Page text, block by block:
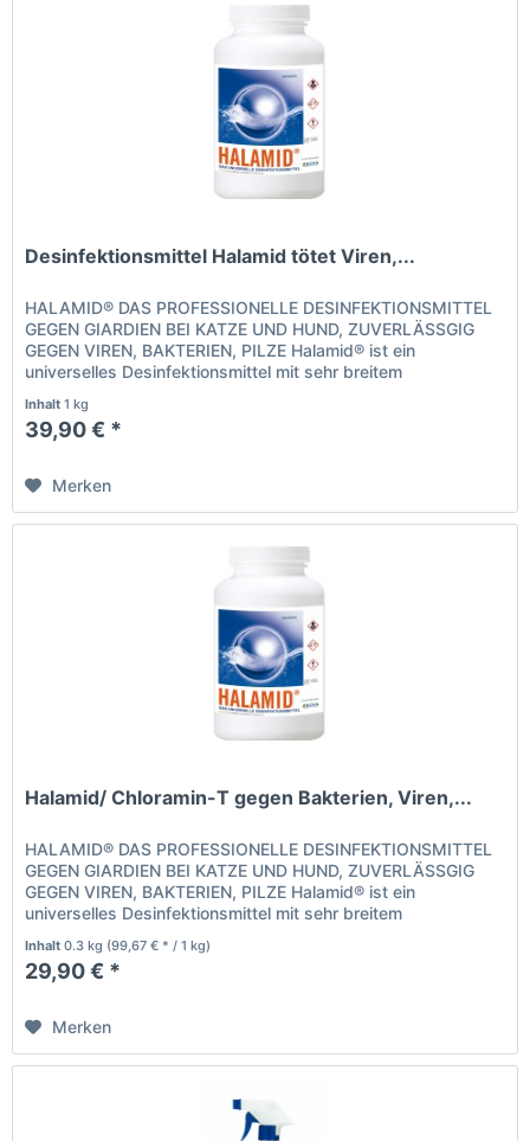
Desinfektionsmittel Halamid tötet Viren,...
HALAMID® DAS PROFESSIONELLE DESINFEKTIONSMITTEL
GEGEN GIARDIEN BEI KATZE UND HUND, ZUVERLÄSSGIG
GEGEN VIREN, BAKTERIEN, PILZE Halamid® ist ein
universelles Desinfektionsmittel mit sehr breitem
Inhalt1 kg
39,90 € *
Merken
Halamid/ Chloramin-T gegen Bakterien, Viren,...
HALAMID® DAS PROFESSIONELLE DESINFEKTIONSMITTEL
GEGEN GIARDIEN BEI KATZE UND HUND, ZUVERLÄSSGIG
GEGEN VIREN, BAKTERIEN, PILZE Halamid® ist ein
universelles Desinfektionsmittel mit sehr breitem
Inhalt0.3 kg (99,67 € * / 1 kg)
29,90 € *
Merken